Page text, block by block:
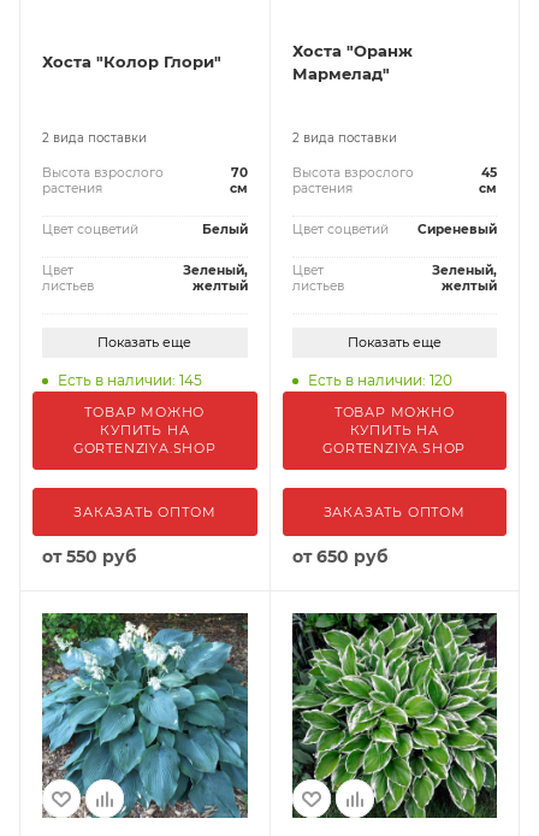
Хоста "Колор Глори"
2 вида поставки
Высота взрослого
растения
70
см
Цвет соцветий Белый
Цвет
листьев
Зеленый,
желтый
Показать еще
Есть в наличии: 145
ТОВАР МОЖНО
КУПИТЬ НА
GORTENZIYA.SHOP
ЗАКАЗАТЬ ОПТОМ
от550 руб
Хоста "Оранж
Мармелад"
2 вида поставки
Высота взрослого
растения
45
см
Цвет соцветий Сиреневый
Цвет
листьев
Зеленый,
желтый
Показать еще
Есть в наличии: 120
ТОВАР МОЖНО
КУПИТЬ НА
GORTENZIYA.SHOP
ЗАКАЗАТЬ ОПТОМ
от650 руб